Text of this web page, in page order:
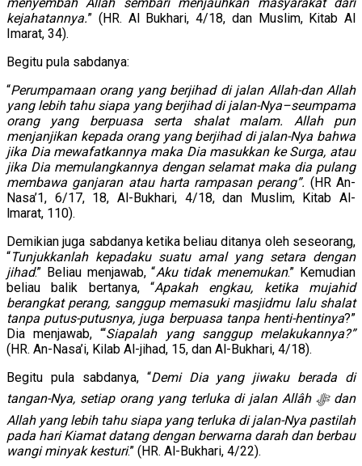
kejahatannya.” (HR. Al Bukhari, 4/18, dan Muslim, Kitab Al
Imarat, 34).
Begitu pula sabdanya:
“Perumpamaan orang yang berjihad di jalan Allah-dan Allah
yang lebih tahu siapa yang berjihad di jalan-Nya–seumpama
orang yang berpuasa serta shalat malam. Allah pun
menjanjikan kepada orang yang berjihad di jalan-Nya bahwa
jika Dia mewafatkannya maka Dia masukkan ke Surga, atau
jika Dia memulangkannya dengan selamat maka dia pulang
membawa ganjaran atau harta rampasan perang”. (HR An-
Nasa’1, 6/17, 18, Al-Bukhari, 4/18, dan Muslim, Kitab Al-
lmarat, 110).
Demikian juga sabdanya ketika beliau ditanya oleh seseorang,
“Tunjukkanlah kepadaku suatu amal yang setara dengan
jihad.” Beliau menjawab, “Aku tidak menemukan.” Kemudian
beliau balik bertanya, “Apakah engkau, ketika mujahid
berangkat perang, sanggup memasuki masjidmu lalu shalat
tanpa putus-putusnya, juga berpuasa tanpa henti-hentinya?”
Dia menjawab, “‘Siapalah yang sanggup melakukannya?”
(HR. An-Nasa’i, Kilab Al-jihad, 15, dan Al-Bukhari, 4/18).
Begitu pula sabdanya, “Demi Dia yang jiwaku berada di
tangan-Nya, setiap orang yang terluka di jalan Allâh ﷻ dan
Allah yang lebih tahu siapa yang terluka di jalan-Nya pastilah
pada hari Kiamat datang dengan berwarna darah dan berbau
wangi minyak kesturi.” (HR. Al-Bukhari, 4/22).